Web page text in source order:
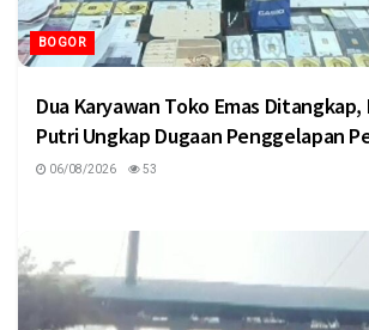
BOGOR
Dua Karyawan Toko Emas
Putri Ungkap Dugaan Penggelapan
06/08/2026 53